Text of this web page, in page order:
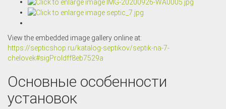
View the embedded image gallery online at:
https://septicshop.ru/katalog-septikov/septik-na-7-
chelovek#sigProIdff8eb7529a
Основные особенности
установок